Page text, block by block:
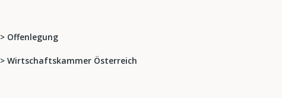
> Offenlegung
> Wirtschaftskammer Österreich